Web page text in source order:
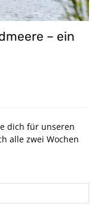
– ein
dich für unseren
alle zwei Wochen